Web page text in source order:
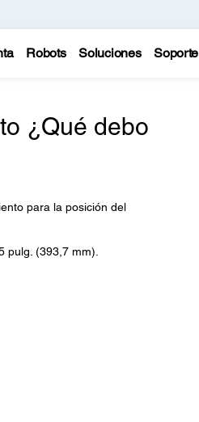
Robots Soluciones Soporte
¿Qué debo
para la posición del
pulg. (393,7 mm).